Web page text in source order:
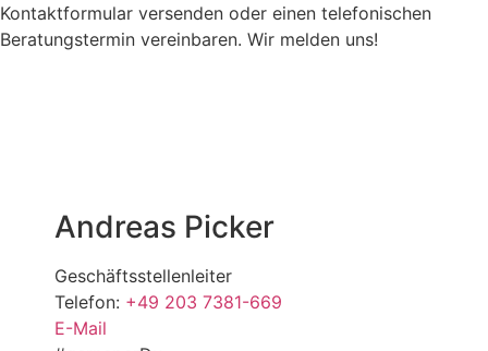
Kontaktformular versenden oder einen telefonischen
Beratungstermin vereinbaren. Wir melden uns!
Andreas Picker
Geschäftsstellenleiter
Telefon: +49 203 7381-669
E-Mail